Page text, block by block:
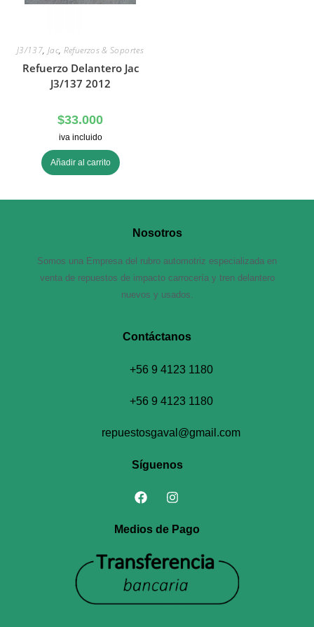
J3/137, Jac, Refuerzos & Soportes
Refuerzo Delantero Jac
J3/137 2012
$33.000
iva incluido
Añadir al carrito
Nosotros
Somos una Empresa del rubro automotriz especializada en
venta de repuestos de impacto carrocería y tren delantero
nuevos y usados.
Contáctanos​
+56 9 4123 1180
+56 9 4123 1180
repuestosgaval@gmail.com
Síguenos
Medios de Pago